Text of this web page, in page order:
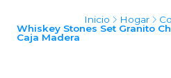
Inicio Hogar
Whiskey Stones Set Granito
Caja Madera